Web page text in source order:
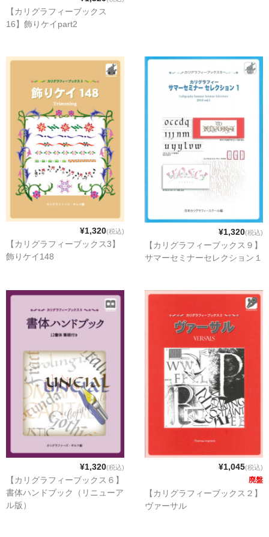
【カリグラフィーブックス
16】飾りケイpart2
¥1,320(税込)
【カリグラフィーブックス3】
飾りケイ148
¥1,320(税込)
【カリグラフィーブックス９】
サマーセミナーセレクション１
¥1,320(税込)
【カリグラフィーブックス６】
書体ハンドブック（リニューア
ル版）
¥1,045(税込)
廃盤
【カリグラフィーブックス２】
ヴァーサル